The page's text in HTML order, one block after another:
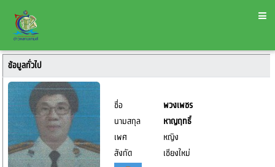
ข้อมูลทั่วไป
ชื่อ
พวงเพชร
นามสกุล
หาญฤทธิ์
เพศ
หญิง
สังกัด
เชียงใหม่